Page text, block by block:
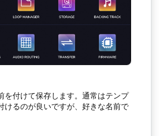
を付けて保存します。通常はテンプ
けるのが良いですが、好きな名前で